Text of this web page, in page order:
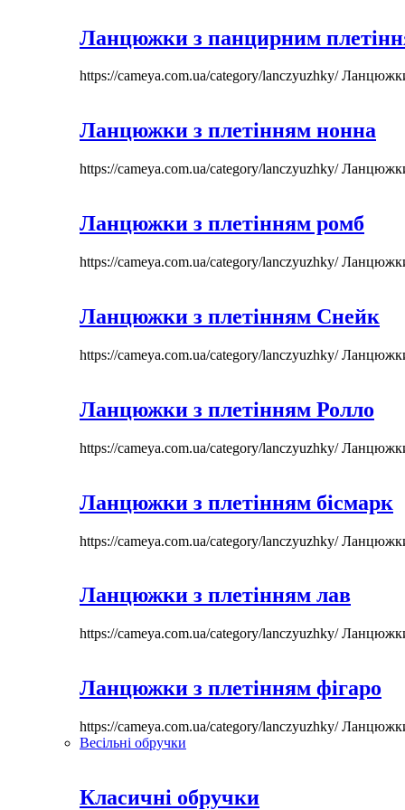
Ланцюжки з панцирним
https://cameya.com.ua/category/lanczyuzhky/
Ланцюжки з плетінням нонна
https://cameya.com.ua/category/lanczyuzhky/
Ланцюжки з плетінням ромб
https://cameya.com.ua/category/lanczyuzhky/
Ланцюжки з плетінням Снейк
https://cameya.com.ua/category/lanczyuzhky/
Ланцюжки з плетінням Ролло
https://cameya.com.ua/category/lanczyuzhky/
Ланцюжки з плетінням бісмарк
https://cameya.com.ua/category/lanczyuzhky/
Ланцюжки з плетінням лав
https://cameya.com.ua/category/lanczyuzhky/
Ланцюжки з плетінням фігаро
https://cameya.com.ua/category/lanczyuzhky/
Весільні обручки
Класичні обручки